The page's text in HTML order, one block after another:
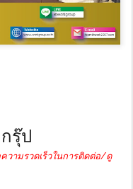
รุ๊ป
ามรวดเร็วในการติดต่อ/ดู